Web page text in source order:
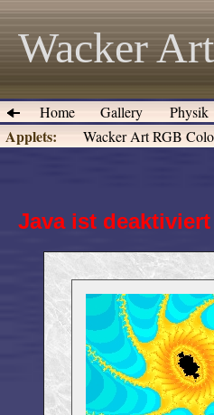
Wacker Art
Home Gallery Physik
Applets: Wacker Art RGB
Java ist